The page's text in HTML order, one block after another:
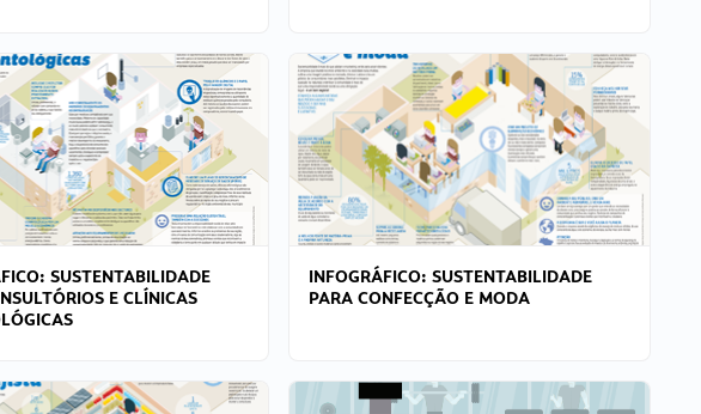
SUSTENTABILIDADE
E CLÍNICAS
INFOGRÁFICO: SUSTENTABILIDADE
PARA CONFECÇÃO E MODA